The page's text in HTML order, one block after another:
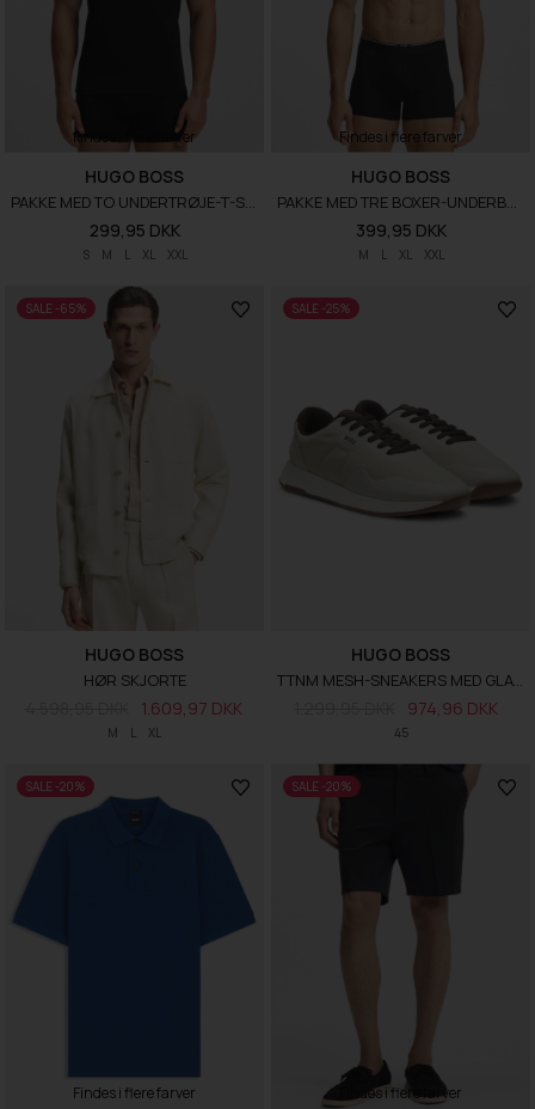
Findes i flere farver
S M L XL XXL
HUGO BOSS
PAKKE MED TO UNDERTRØJE-T-SHIRTS I BOMULD MED STRÆK
299,95 DKK
Findes i flere farver
M L XL XXL
HUGO BOSS
PAKKE MED TRE BOXER-UNDERBUKSER I EN BAMBUSBLANDING
399,95 DKK
SALE -65%
M L XL
HUGO BOSS
HØR SKJORTE
1.609,97 DKK
SALE -25%
45
HUGO BOSS
TTNM MESH-SNEAKERS MED GLATTE DETALJER
974,96 DKK
SALE -20%
Findes i flere farver
SALE -20%
Findes i flere farver